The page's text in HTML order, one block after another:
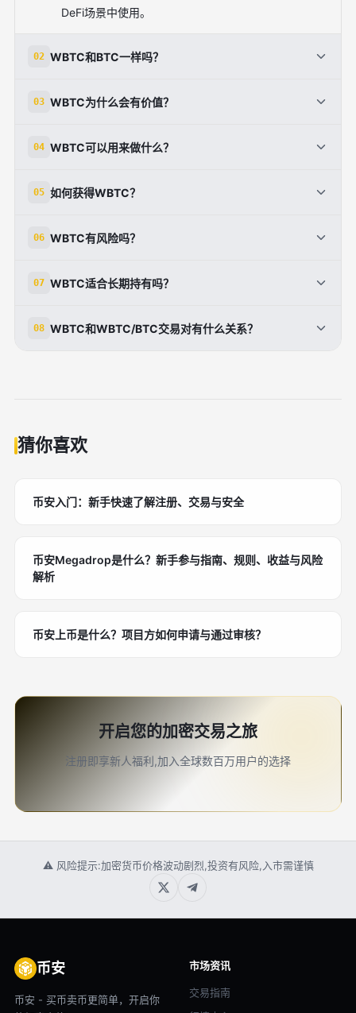
DeFi场景中使用。
02 WBTC和BTC一样吗？
他链发行的代币化资产，但通常通过储备机制与BTC保
03 WBTC为什么会有价值？
在多链生态和DeFi中的可用性。
04 WBTC可以用来做什么？
及参与部分DeFi应用。
05 如何获得WBTC？
授权商家或部分DeFi协议直接获取。
06 WBTC有风险吗？
和极端情况下的价格偏离风险。
07 WBTC适合长期持有吗？
持有比特币，原生BTC通常更直接。
08 WBTC和WBTC/BTC交易对有什么关系？
猜你喜欢
币安入门：新手快速了解注册、交易与安全
币安Megadrop是什么？新手参与指南、规则、收益与风险
解析
币安上币是什么？项目方如何申请与通过审核？
开启您的加密交易之旅
注册即享新人福利,加入全球数百万用户的选择
⚠ 风险提示:加密货币价格波动剧烈,投资有风险,入市需谨慎
币安
币安 - 买币卖币更简单，开启你
市场资讯
交易指南